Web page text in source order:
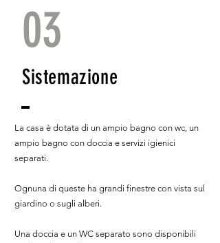
03
Sistemazione
La casa è dotata di un ampio bagno con wc, un
ampio bagno con doccia e servizi igienici
separati.
Ognuna di queste ha grandi finestre con vista sul
giardino o sugli alberi.
Una doccia e un WC separato sono disponibili